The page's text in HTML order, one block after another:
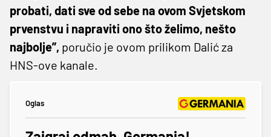
probati, dati sve od sebe na ovom Svjetskom
prvenstvu i napraviti ono što želimo, nešto
najbolje”, poručio je ovom prilikom Dalić za
HNS-ove kanale.
Oglas